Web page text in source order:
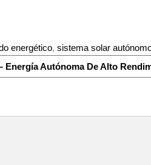
energético, sistema solar
Autónoma De Alto